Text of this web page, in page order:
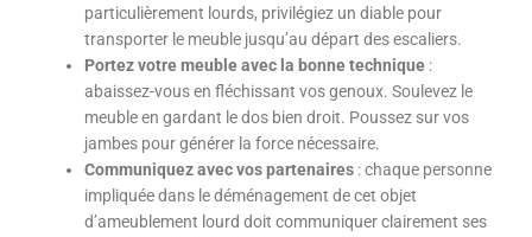
particulièrement lourds, privilégiez un diable pour
transporter le meuble jusqu’au départ des escaliers.
Portez votre meuble avec la bonne technique :
abaissez-vous en fléchissant vos genoux. Soulevez le
meuble en gardant le dos bien droit. Poussez sur vos
jambes pour générer la force nécessaire.
Communiquez avec vos partenaires : chaque personne
impliquée dans le déménagement de cet objet
d’ameublement lourd doit communiquer clairement ses